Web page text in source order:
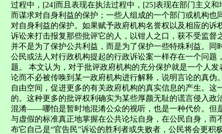
过程中，[24]而且表现在执法过程中，[25]表现在部门主义
而谋求对自身利益的保护；一些人组成的一个部门或机构
对自身利益的保护。如果赋予政府机构名誉权以及相应的
诉讼来打击报复那些批评它的人，以钳人之口，获不受监
并不是为了保护公共利益，而是为了保护一些特殊利益。
公民或法人对行政机构提起的行政诉讼案一样存在一个问
题。 本文认为，对于批评政府机构的充分保护就是一个人
论而不必被传唤到某一政府机构进行解释，说明言论的真
自由空间，促进更多的有关政府机构的真实信息的产生。
的。这种更多的批评权利确实为某些厚颜无耻的谎言侵入
混淆——哪怕是暂时地混淆公众的视听，也是一种代价。但
与虚假的标准真正地掌握在公共论坛自身，在公民自身，
布它自己是“官告民”诉讼的胜利者或失败者，公民将会更